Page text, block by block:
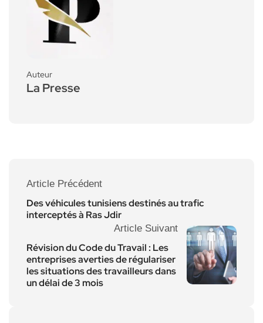
Auteur
La Presse
Article Précédent
Des véhicules tunisiens destinés au trafic
interceptés à Ras Jdir
Article Suivant
Révision du Code du Travail : Les
entreprises averties de régulariser
les situations des travailleurs dans
un délai de 3 mois